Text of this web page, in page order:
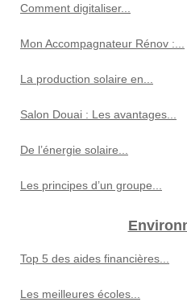
Comment digitaliser...
Mon Accompagnateur Rénov :...
La production solaire en...
Salon Douai : Les avantages...
De l’énergie solaire...
Les principes d’un groupe...
Top 5 des aides financières...
Les meilleures écoles...